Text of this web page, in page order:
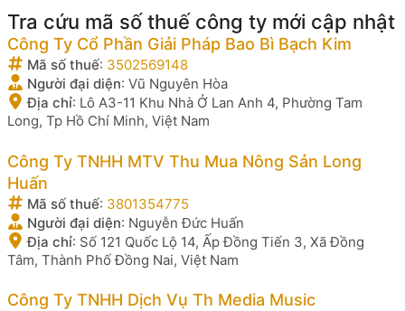
Tra cứu mã số thuế công ty mới cập nhật
Công Ty Cổ Phần Giải Pháp Bao Bì Bạch Kim
Mã số thuế: 3502569148
Người đại diện: Vũ Nguyên Hòa
Địa chỉ: Lô A3-11 Khu Nhà Ở Lan Anh 4, Phường Tam
Long, Tp Hồ Chí Minh, Việt Nam
Công Ty TNHH MTV Thu Mua Nông Sản Long
Huấn
Mã số thuế: 3801354775
Người đại diện: Nguyễn Đức Huấn
Địa chỉ: Số 121 Quốc Lộ 14, Ấp Đồng Tiến 3, Xã Đồng
Tâm, Thành Phố Đồng Nai, Việt Nam
Công Ty TNHH Dịch Vụ Th Media Music